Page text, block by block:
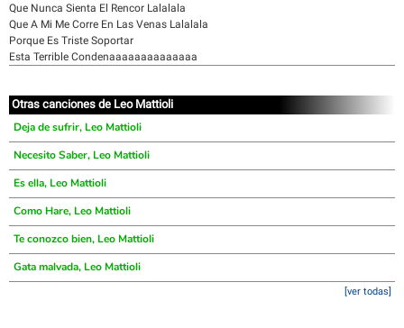
Que Nunca Sienta El Rencor Lalalala
Que A Mi Me Corre En Las Venas Lalalala
Porque Es Triste Soportar
Esta Terrible Condenaaaaaaaaaaaaaa
Otras canciones de Leo Mattioli
Deja de sufrir, Leo Mattioli
Necesito Saber, Leo Mattioli
Es ella, Leo Mattioli
Como Hare, Leo Mattioli
Te conozco bien, Leo Mattioli
Gata malvada, Leo Mattioli
[ver todas]